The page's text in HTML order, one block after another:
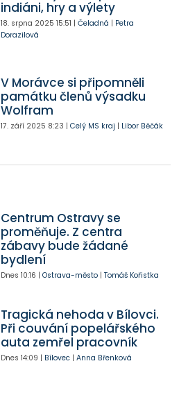
indiáni, hry a výlety
18. srpna 2025 15:51 | Čeladná | Petra
Dorazilová
V Morávce si připomněli
památku členů výsadku
Wolfram
17. září 2025 8:23 | Celý MS kraj | Libor Běčák
Centrum Ostravy se
proměňuje. Z centra
zábavy bude žádané
bydlení
Dnes 10:16 | Ostrava-město| Tomáš Kořistka
Tragická nehoda v Bílovci.
Při couvání popelářského
auta zemřel pracovník
Dnes 14:09 | Bílovec| Anna Břenková